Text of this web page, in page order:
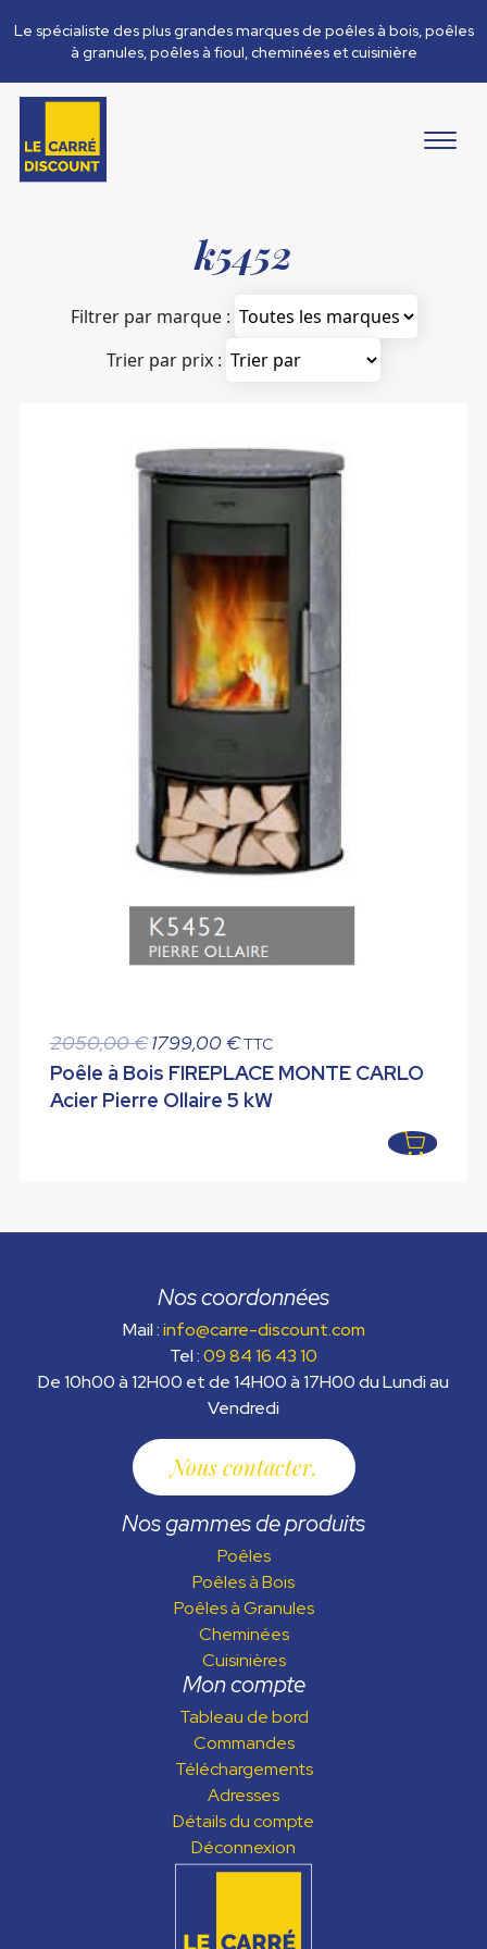
Le spécialiste des plus grandes marques de poêles à bois, poêles
à granules, poêles à fioul, cheminées et cuisinière
k5452
Filtrer par marque :
Trier par prix :
2050,00€ Le
prix
initial
1799,00€Le
prix
actuel
TTC
Poêle à Bois FIREPLACE MONTE CARLO
Acier Pierre Ollaire 5 kW
Nos coordonnées
Mail :info@carre-discount.com
Tel :09 84 16 43 10
De 10h00 à 12H00 et de 14H00 à 17H00 du Lundi au
Vendredi
Nous contacter
Nos gammes de produits
Poêles
Poêles à Bois
Poêles à Granules
Cheminées
Cuisinières
Mon compte
Tableau de bord
Commandes
Téléchargements
Adresses
Détails du compte
Déconnexion